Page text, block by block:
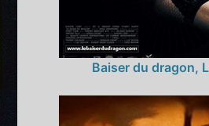
Baiser du dragon,